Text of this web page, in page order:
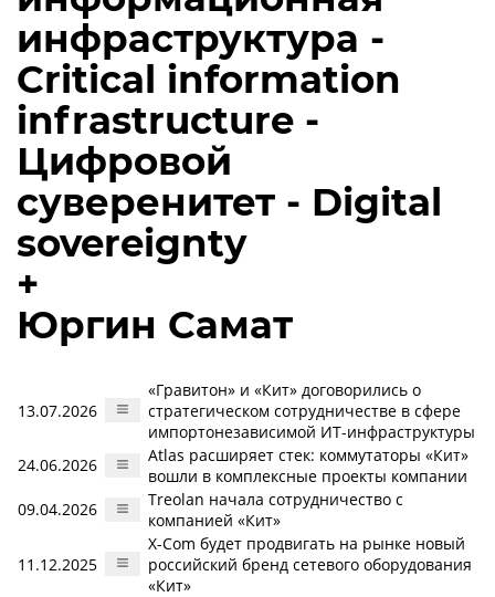
инфраструктура -
Critical information
infrastructure -
Цифровой
суверенитет - Digital
sovereignty
+
Юргин Самат
13.07.2026
«Гравитон» и «Кит» договорились о
стратегическом сотрудничестве в сфере
импортонезависимой ИТ-инфраструктуры
24.06.2026
Atlas расширяет стек: коммутаторы «Кит»
вошли в комплексные проекты компании
09.04.2026
Treolan начала сотрудничество с
компанией «Кит»
11.12.2025
X-Com будет продвигать на рынке новый
российский бренд сетевого оборудования
«Кит»